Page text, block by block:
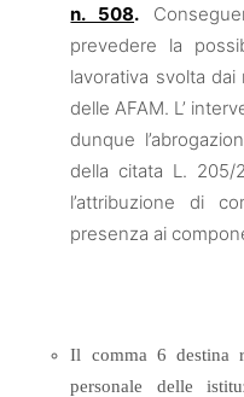
n. 508.
prevedere la
lavorativa svolta
delle AFAM. L’
dunque
della citata L. 205/
l’attribuzione di
presenza ai
Il comma 6 destina
personale delle